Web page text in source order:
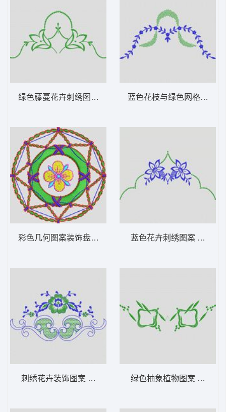
绿色藤蔓花卉刺绣图案 植物花型
彩色几何图案装饰盘 植物花型
刺绣花卉装饰图案 植物花型
蓝色花枝与绿色网格装饰
蓝色花卉刺绣图案 植物花
绿色抽象植物图案 植物花